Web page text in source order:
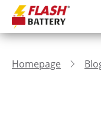
Homepage